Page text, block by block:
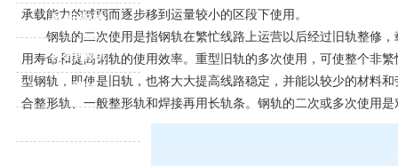
承载能力的减弱而逐步移到运量较小的区段下使用。
钢轨的二次使用是指钢轨在繁忙线路上运营以后经过旧轨整修，
用寿命和提高钢轨的使用效率。重型旧轨的多次使用，可使整个非
型钢轨，即使是旧轨，也将大大提高线路稳定，并能以较少的材料
合整形轨、一般整形轨和焊接再用长轨条。钢轨的二次或多次使用
外标钢轨
再用钢轨
起重轨